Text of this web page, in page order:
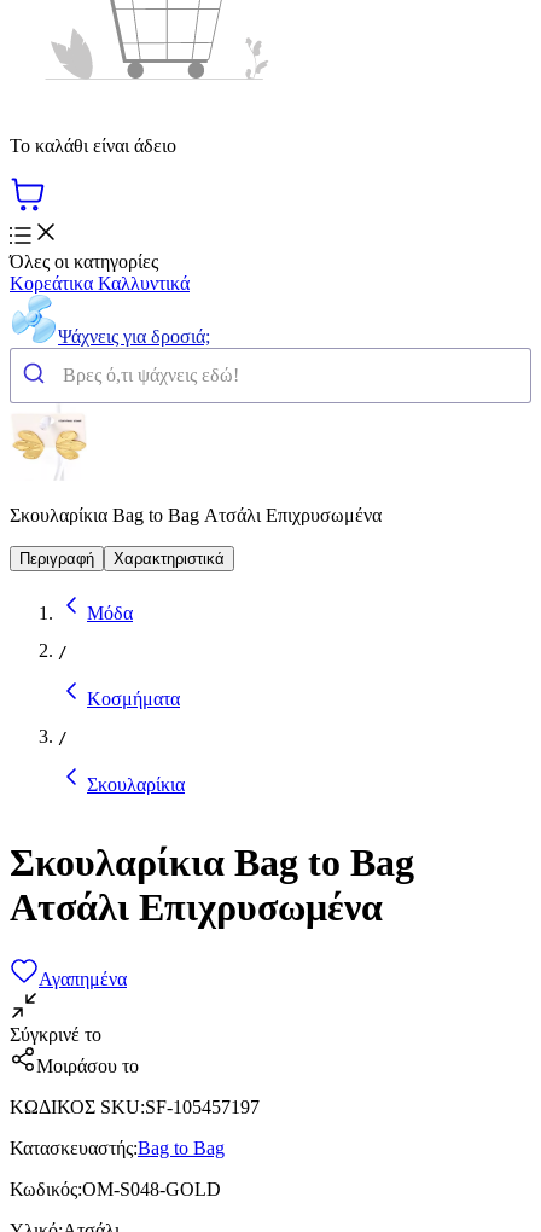
Το καλάθι είναι άδειο
Όλες οι κατηγορίες
Κορεάτικα Καλλυντικά
Ψάχνεις για δροσιά;
Σκουλαρίκια Bag to Bag Ατσάλι Επιχρυσωμένα
Περιγραφή Χαρακτηριστικά
Μόδα
/
Κοσμήματα
/
Σκουλαρίκια
Σκουλαρίκια Bag to Bag
Ατσάλι Επιχρυσωμένα
Αγαπημένα
Σύγκρινέ το
Μοιράσου το
ΚΩΔΙΚΟΣ SKU:SF-105457197
Κατασκευαστής:Bag to Bag
Κωδικός:OM-S048-GOLD